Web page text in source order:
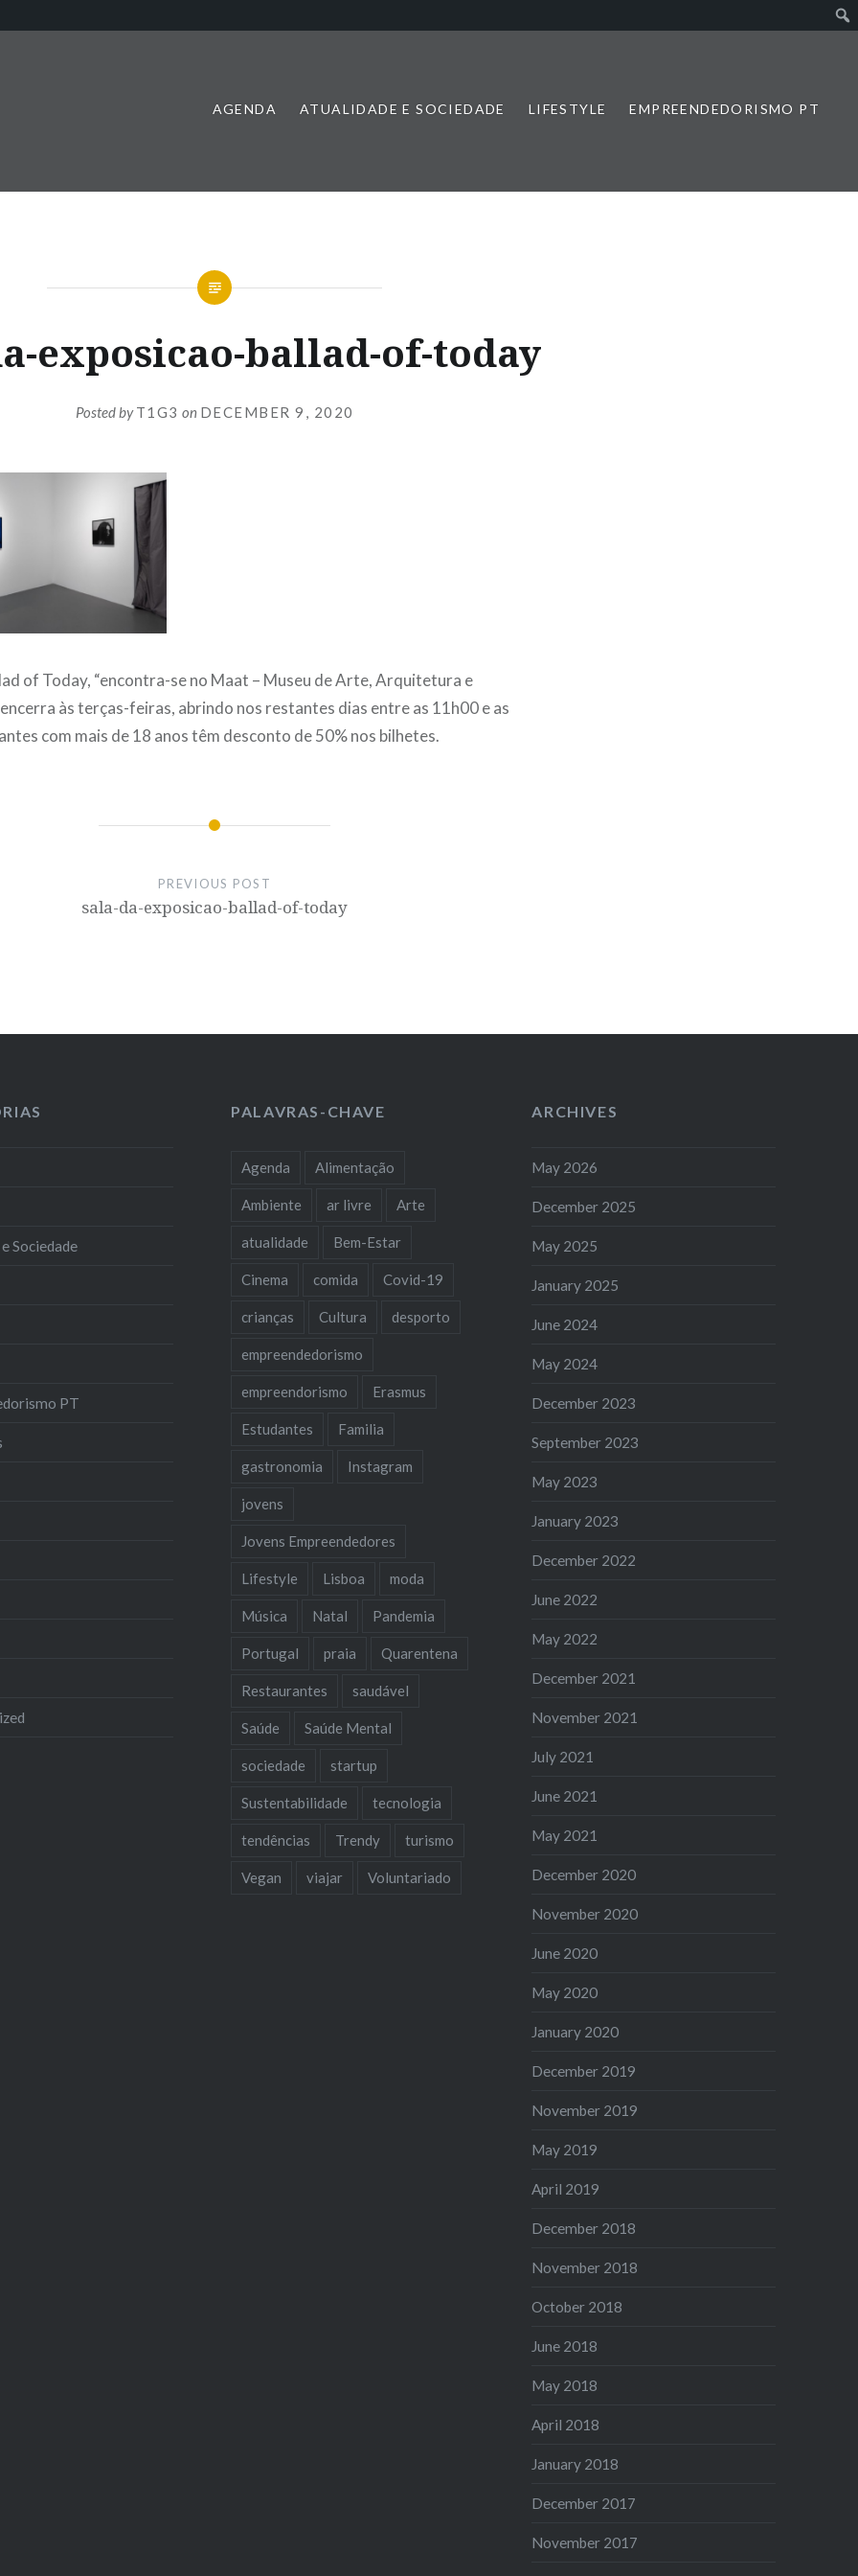
AGENDA ATUALIDADE E SOCIEDADE LIFESTYLE EMPREENDEDORISMO PT
exposicao-ballad-of-today
Posted byT1G3 on DECEMBER 9, 2020
of Today, “encontra-se no Maat – Museu de Arte, Arquitetura e
às terças-feiras, abrindo nos restantes dias entre as 11h00 e as
com mais de 18 anos têm desconto de 50% nos bilhetes.
PREVIOUS POST
sala-da-exposicao-ballad-of-today
Sociedade
PT
PALAVRAS-CHAVE
Agenda Alimentação
Ambiente ar livre Arte
atualidade Bem-Estar
Cinema comida Covid-19
crianças Cultura desporto
empreendedorismo
empreendorismo Erasmus
Estudantes Familia
gastronomia Instagram
jovens
Jovens Empreendedores
Lifestyle Lisboa moda
Música Natal Pandemia
Portugal praia Quarentena
Restaurantes saudável
Saúde Saúde Mental
sociedade startup
Sustentabilidade tecnologia
tendências Trendy turismo
Vegan viajar Voluntariado
ARCHIVES
May 2026
December 2025
May 2025
January 2025
June 2024
May 2024
December 2023
September 2023
May 2023
January 2023
December 2022
June 2022
May 2022
December 2021
November 2021
July 2021
June 2021
May 2021
December 2020
November 2020
June 2020
May 2020
January 2020
December 2019
November 2019
May 2019
April 2019
December 2018
November 2018
October 2018
June 2018
May 2018
April 2018
January 2018
December 2017
November 2017